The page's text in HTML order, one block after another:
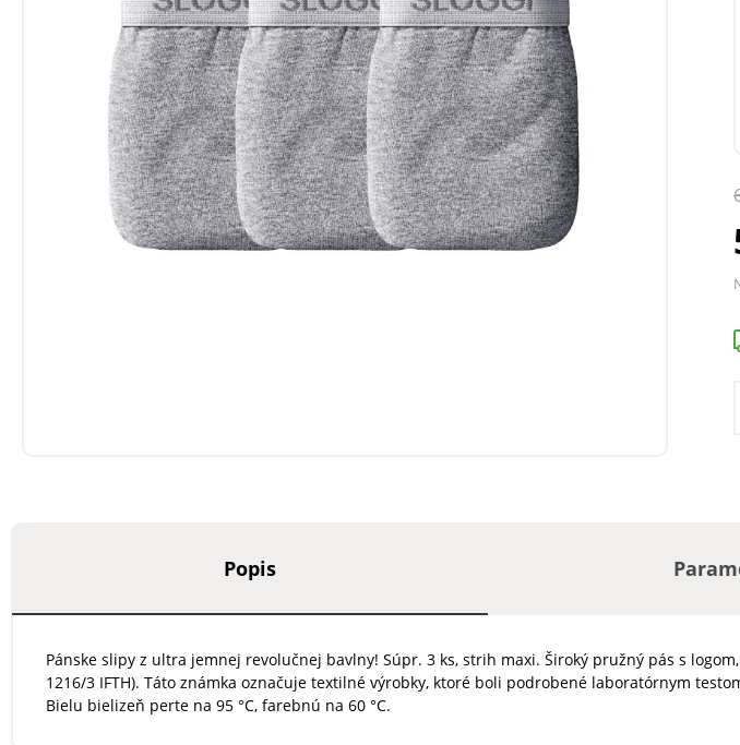
Popis
Pánske slipy z ultra jemnej revolučnej bavlny! Súpr. 3 ks, strih maxi. Široký pružný pás s
1216/3 IFTH). Táto známka označuje textilné výrobky, ktoré boli podrobené laboratórnym
Bielu bielizeň perte na 95 °C, farebnú na 60 °C.